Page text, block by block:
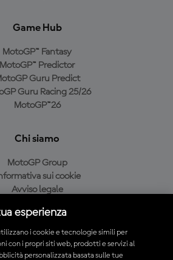
Game Hub
MotoGP™ Fantasy
MotoGP™ Predictor
Guru Predict
Guru Racing 25/26
MotoGP™26
Chi siamo
MotoGP Group
sui cookie
Avviso legale
di acquisto
esperienza
i cookie e tecnologie simili per
con i propri siti web, prodotti e servizi al
personalizzata basata sulle tue